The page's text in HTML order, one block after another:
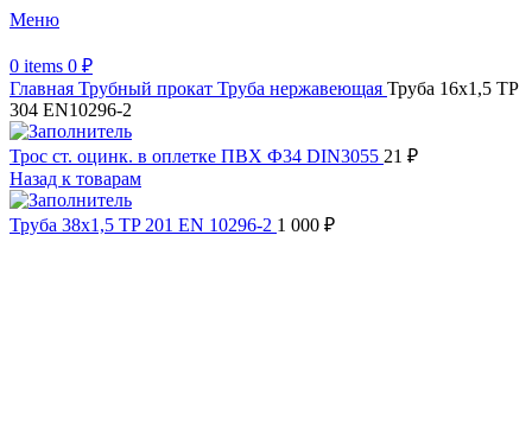
Меню
0 items 0 ₽
Главная Трубный прокат Труба нержавеющая Труба 16х1,5 TP
304 EN10296-2
Трос ст. оцинк. в оплетке ПВХ Ф34 DIN3055 21 ₽
Назад к товарам
Труба 38х1,5 TP 201 EN 10296-2 1 000 ₽